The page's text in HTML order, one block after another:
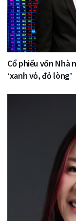
Cổ phiếu vốn Nhà
‘xanh vỏ, đỏ lòng’